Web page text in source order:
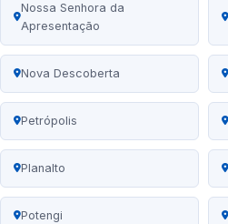
Nossa Senhora da
Apresentação
Nova Descoberta
Petrópolis
Planalto
Potengi